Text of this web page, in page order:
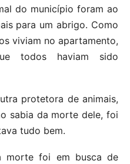
do município foram ao
para um abrigo. Como
viviam no apartamento,
todos haviam sido
protetora de animais,
sabia da morte dele, foi
tudo bem.
morte foi em busca de